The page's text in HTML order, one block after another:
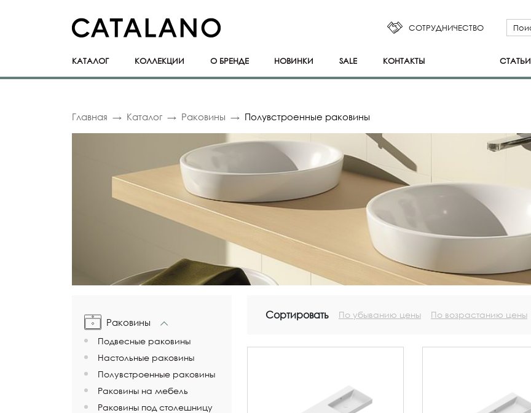
СОТРУДНИЧЕСТВО
КАТАЛОГ КОЛЛЕКЦИИ О БРЕНДЕ НОВИНКИ SALE КОНТАКТЫ СТАТЬИ
Главная Каталог Раковины Полувстроенные раковины
Раковины
Подвесные раковины
Настольные раковины
Полувстроенные раковины
Раковины на мебель
Раковины под столешницу
Сортировать По убыванию цены По возрастанию цены